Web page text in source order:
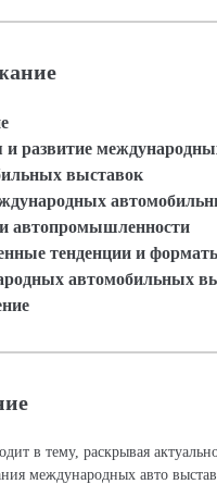
и развитие
выставок
автопромышленности
тенденции и
автомобильных
в тему, раскрывая
международных авто